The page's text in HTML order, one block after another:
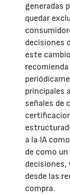
generadas
quedar
decisiones
este
principales
señales de
a la IA
de como
decisiones,
desde las
compra.